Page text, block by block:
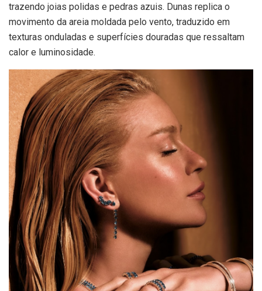
trazendo joias polidas e pedras azuis. Dunas replica o
movimento da areia moldada pelo vento, traduzido em
texturas onduladas e superfícies douradas que ressaltam
calor e luminosidade.